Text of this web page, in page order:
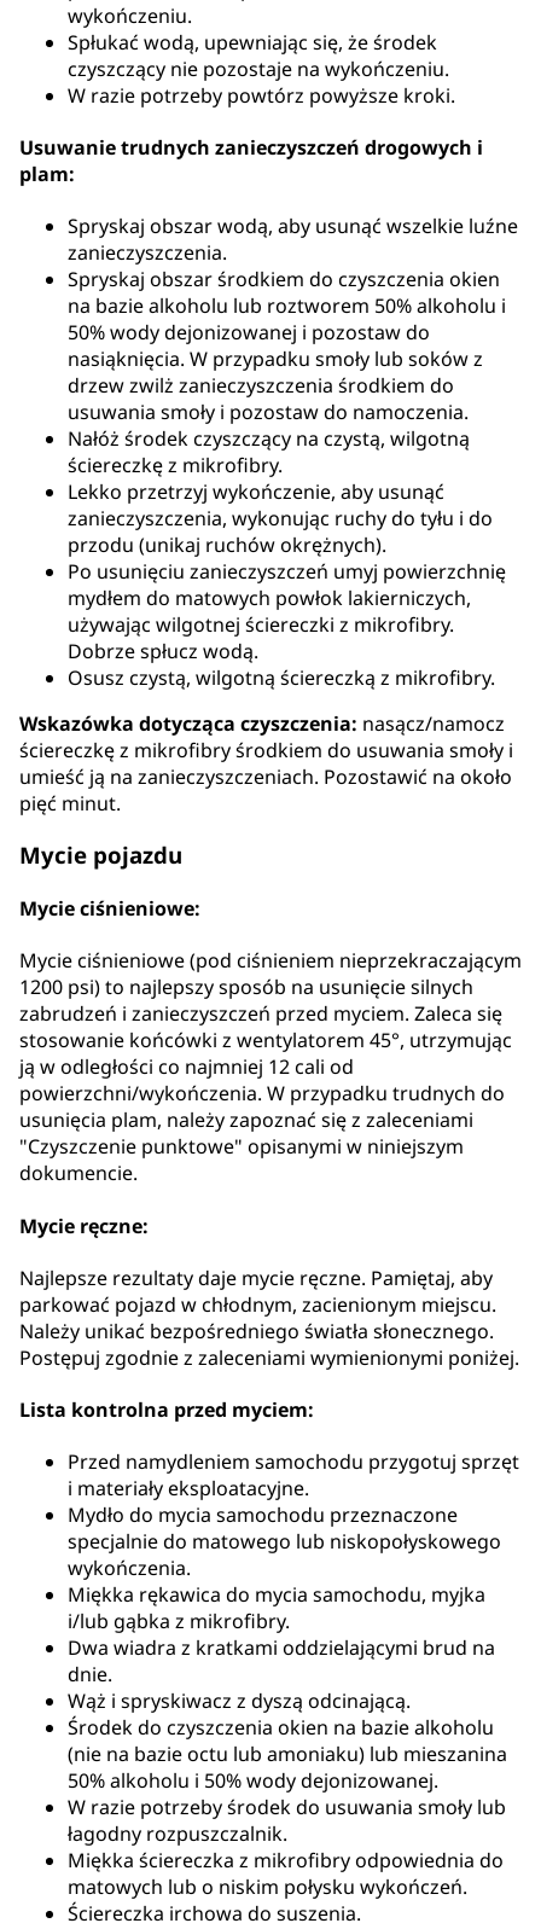
wykończeniu.
Spłukać wodą, upewniając się, że środek
czyszczący nie pozostaje na wykończeniu.
W razie potrzeby powtórz powyższe kroki.
Usuwanie trudnych zanieczyszczeń drogowych i
plam:
Spryskaj obszar wodą, aby usunąć wszelkie luźne
zanieczyszczenia.
Spryskaj obszar środkiem do czyszczenia okien
na bazie alkoholu lub roztworem 50% alkoholu i
50% wody dejonizowanej i pozostaw do
nasiąknięcia. W przypadku smoły lub soków z
drzew zwilż zanieczyszczenia środkiem do
usuwania smoły i pozostaw do namoczenia.
Nałóż środek czyszczący na czystą, wilgotną
ściereczkę z mikrofibry.
Lekko przetrzyj wykończenie, aby usunąć
zanieczyszczenia, wykonując ruchy do tyłu i do
przodu (unikaj ruchów okrężnych).
Po usunięciu zanieczyszczeń umyj powierzchnię
mydłem do matowych powłok lakierniczych,
używając wilgotnej ściereczki z mikrofibry.
Dobrze spłucz wodą.
Osusz czystą, wilgotną ściereczką z mikrofibry.
Wskazówka dotycząca czyszczenia: nasącz/namocz
ściereczkę z mikrofibry środkiem do usuwania smoły i
umieść ją na zanieczyszczeniach. Pozostawić na około
pięć minut.
Mycie pojazdu
Mycie ciśnieniowe:
Mycie ciśnieniowe (pod ciśnieniem nieprzekraczającym
1200 psi) to najlepszy sposób na usunięcie silnych
zabrudzeń i zanieczyszczeń przed myciem. Zaleca się
stosowanie końcówki z wentylatorem 45°, utrzymując
ją w odległości co najmniej 12 cali od
powierzchni/wykończenia. W przypadku trudnych do
usunięcia plam, należy zapoznać się z zaleceniami
"Czyszczenie punktowe" opisanymi w niniejszym
dokumencie.
Mycie ręczne:
Najlepsze rezultaty daje mycie ręczne. Pamiętaj, aby
parkować pojazd w chłodnym, zacienionym miejscu.
Należy unikać bezpośredniego światła słonecznego.
Postępuj zgodnie z zaleceniami wymienionymi poniżej.
Lista kontrolna przed myciem:
Przed namydleniem samochodu przygotuj sprzęt
i materiały eksploatacyjne.
Mydło do mycia samochodu przeznaczone
specjalnie do matowego lub niskopołyskowego
wykończenia.
Miękka rękawica do mycia samochodu, myjka
i/lub gąbka z mikrofibry.
Dwa wiadra z kratkami oddzielającymi brud na
dnie.
Wąż i spryskiwacz z dyszą odcinającą.
Środek do czyszczenia okien na bazie alkoholu
(nie na bazie octu lub amoniaku) lub mieszanina
50% alkoholu i 50% wody dejonizowanej.
W razie potrzeby środek do usuwania smoły lub
łagodny rozpuszczalnik.
Miękka ściereczka z mikrofibry odpowiednia do
matowych lub o niskim połysku wykończeń.
Ściereczka irchowa do suszenia.